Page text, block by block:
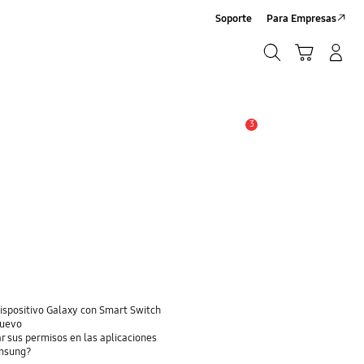
Soporte Para Empresas
3
Galaxy con Smart Switch
sus permisos en las aplicaciones